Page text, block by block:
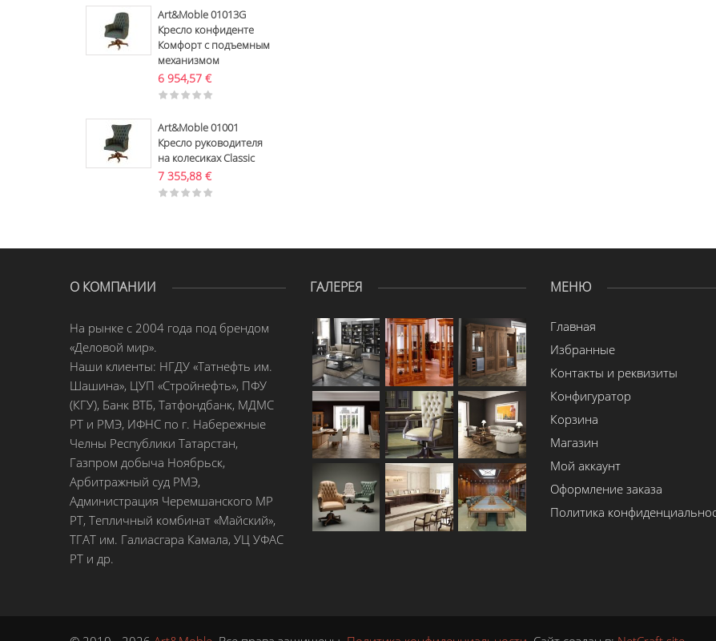
Art&Moble 01013G
Кресло конфиденте
Комфорт с подъемным
механизмом
6 954,57 €
Art&Moble 01001
Кресло руководителя
на колесиках Classic
7 355,88 €
О КОМПАНИИ
На рынке с 2004 года под брендом
«Деловой мир».
Наши клиенты: НГДУ «Татнефть им.
Шашина», ЦУП «Стройнефть», ПФУ
(КГУ), Банк ВТБ, Татфондбанк, МДМС
РТ и РМЭ, ИФНС по г. Набережные
Челны Республики Татарстан,
Газпром добыча Ноябрьск,
Арбитражный суд РМЭ,
Администрация Черемшанского МР
РТ, Тепличный комбинат «Майский»,
ТГАТ им. Галиасгара Камала, УЦ УФАС
РТ и др.
ГАЛЕРЕЯ МЕНЮ
Главная
Избранные
Контакты и реквизиты
Конфигуратор
Корзина
Магазин
Мой аккаунт
Оформление заказа
Политика